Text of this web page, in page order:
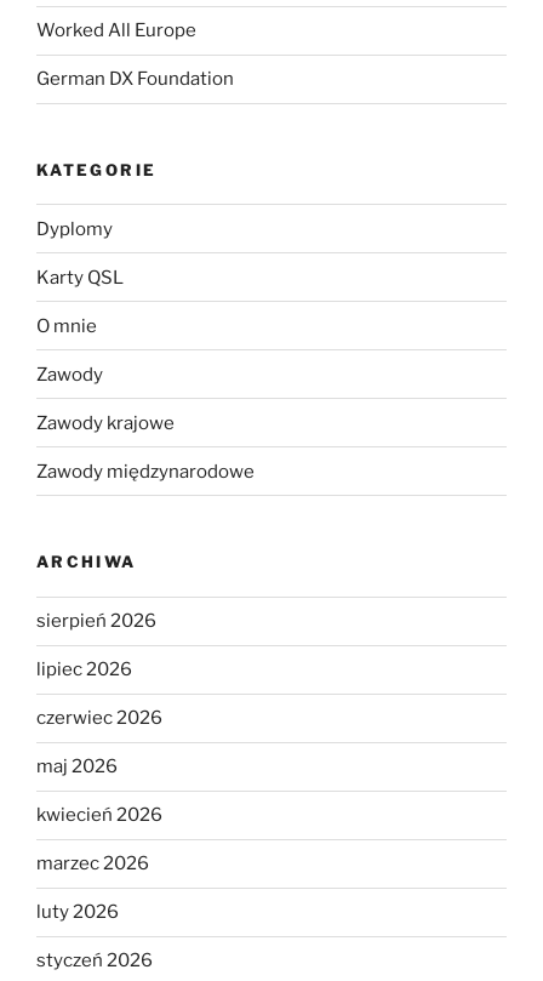
Worked All Europe
German DX Foundation
KATEGORIE
Dyplomy
Karty QSL
O mnie
Zawody
Zawody krajowe
Zawody międzynarodowe
ARCHIWA
sierpień 2026
lipiec 2026
czerwiec 2026
maj 2026
kwiecień 2026
marzec 2026
luty 2026
styczeń 2026